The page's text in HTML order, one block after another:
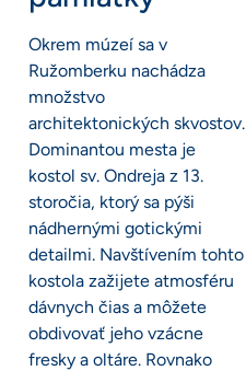
Okrem múzeí sa v
Ružomberku nachádza
množstvo
architektonických skvostov.
Dominantou mesta je
kostol sv. Ondreja z 13.
storočia, ktorý sa pýši
nádhernými gotickými
detailmi. Navštívením tohto
kostola zažijete atmosféru
dávnych čias a môžete
obdivovať jeho vzácne
fresky a oltáre. Rovnako